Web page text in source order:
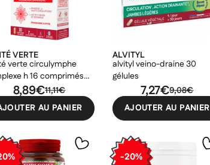
VERTE
verte circulymphe
h 16 comprimés
11,11€
8,89€
AU PANIER
ALVITYL
alvityl veino-draine 30
gélules
9,08€
7,27€
AJOUTER AU PANIER
-20%
×
×
×
ajouter des produits à votre liste d'envies.